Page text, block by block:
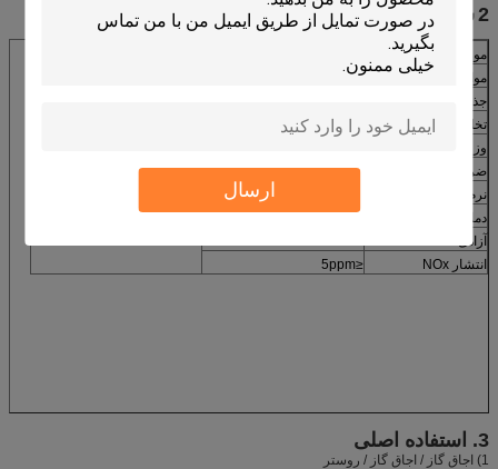
ارسال
2شاخص عملکرد
مورد
مواد
کوردیریت
جذب آب
تخلخل باز
61٪
وزن مخصوص
ضریب انبساط حرارتی
1.5-3 (× 10-6K-1)
نرم کردن دما
دمای سطح آشپزی
1000-1200 درجه سانتی گراد
آزادی CO
انتشار NOx
≤5ppm
3. استفاده اصلی
1) اجاق گاز / اجاق گاز / روستر